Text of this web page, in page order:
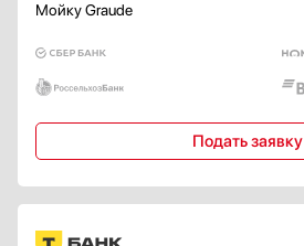
Мойку Graude
Подать заявку